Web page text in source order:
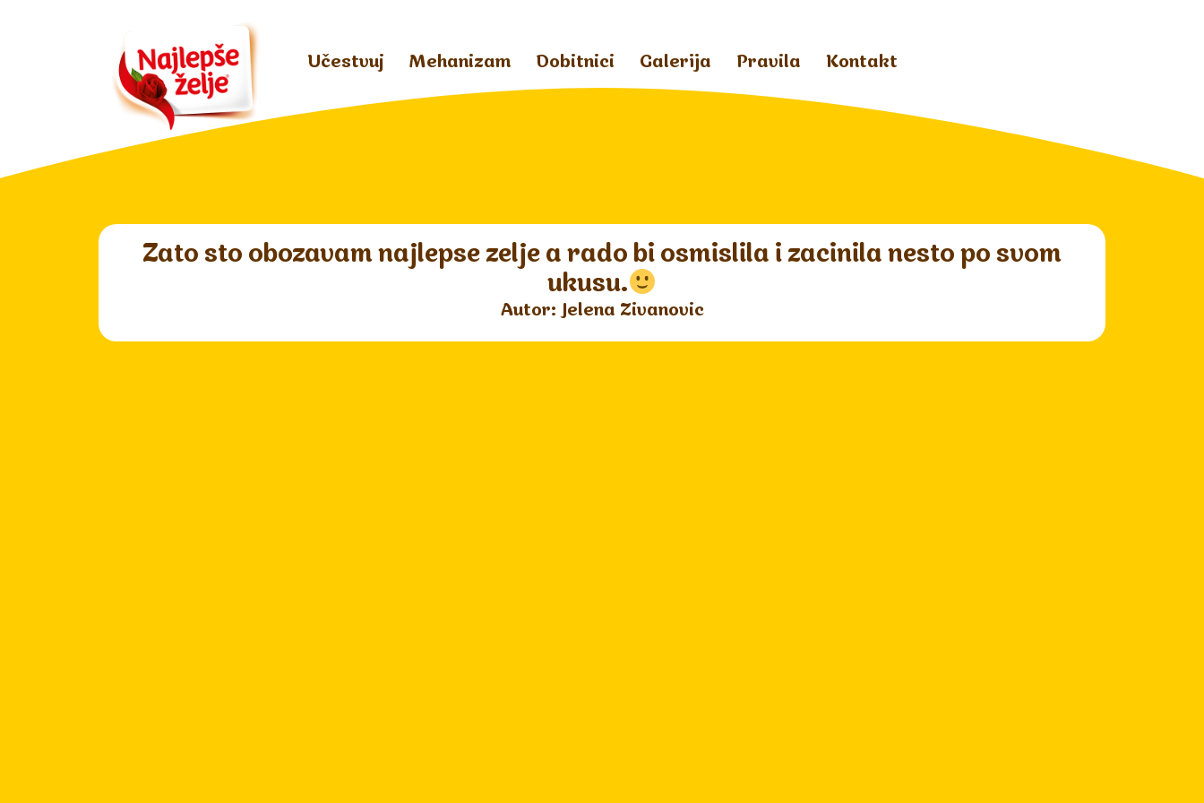
Učestvuj Mehanizam Dobitnici Galerija Pravila Kontakt
Zato sto obozavam najlepse zelje a rado bi osmislila i zacinila nesto po svom
ukusu.
Autor: Jelena Zivanovic